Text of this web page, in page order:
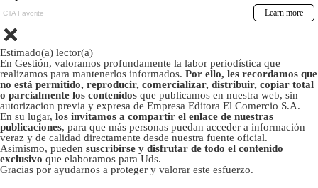
Estimado(a) lector(a)
En Gestión, valoramos profundamente la labor periodística que
realizamos para mantenerlos informados. Por ello, les recordamos que
no está permitido, reproducir, comercializar, distribuir, copiar total
o parcialmente los contenidos que publicamos en nuestra web, sin
autorizacion previa y expresa de Empresa Editora El Comercio S.A.
En su lugar, los invitamos a compartir el enlace de nuestras
publicaciones, para que más personas puedan acceder a información
veraz y de calidad directamente desde nuestra fuente oficial.
Asimismo, pueden suscribirse y disfrutar de todo el contenido
exclusivo que elaboramos para Uds.
Gracias por ayudarnos a proteger y valorar este esfuerzo.